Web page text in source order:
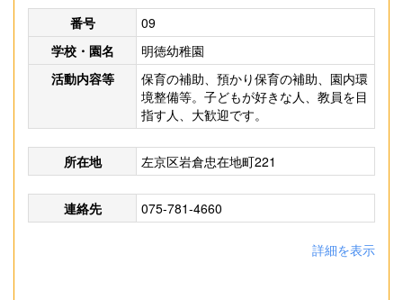
番号
09
学校・園名
明徳幼稚園
活動内容等
保育の補助、預かり保育の補助、園内環
境整備等。子どもが好きな人、教員を目
指す人、大歓迎です。
所在地 左京区岩倉忠在地町221
連絡先 075-781-4660
詳細を表示